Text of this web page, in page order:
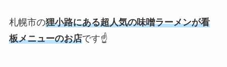
札幌市の狸小路にある超人気の味噌ラーメンが看
板メニューのお店です☝